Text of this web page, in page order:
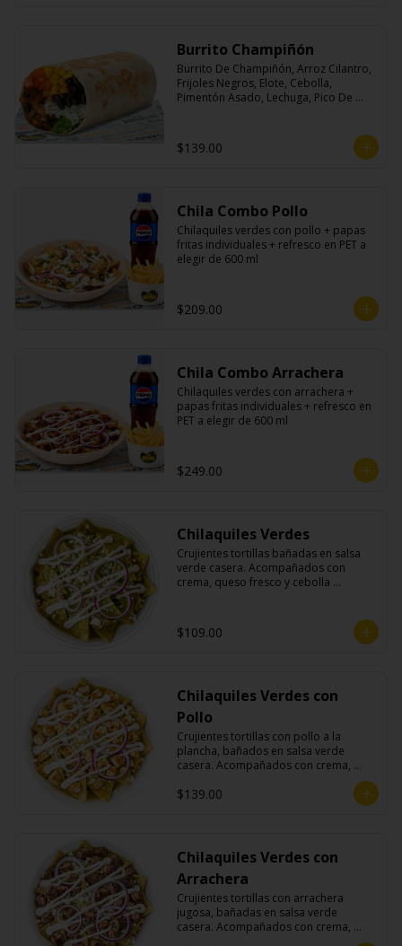
Burrito Champiñón
Burrito De Champiñón, Arroz Cilantro,
Frijoles Negros, Elote, Cebolla,
Pimentón Asado, Lechuga, Pico De
$139.00
Chila Combo Pollo
Chilaquiles verdes con pollo + papas
fritas individuales + refresco en PET a
elegir de 600 ml
$209.00
Chila Combo Arrachera
Chilaquiles verdes con arrachera +
papas fritas individuales + refresco en
PET a elegir de 600 ml
$249.00
Chilaquiles Verdes
Crujientes tortillas bañadas en salsa
verde casera. Acompañados con
crema, queso fresco y cebolla
$109.00
Chilaquiles Verdes con
Pollo
Crujientes tortillas con pollo a la
plancha, bañados en salsa verde
casera. Acompañados con crema,
$139.00
Chilaquiles Verdes con
Arrachera
Crujientes tortillas con arrachera
jugosa, bañadas en salsa verde
casera. Acompañados con crema,